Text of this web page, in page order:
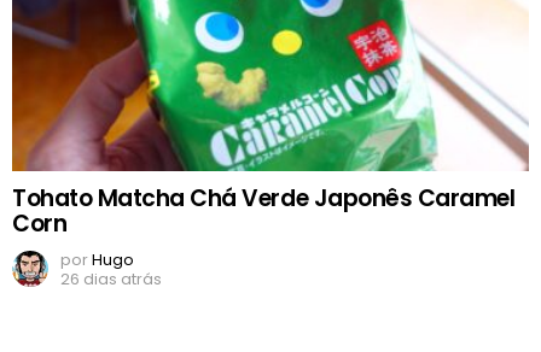
Tohato Matcha Chá Verde Japonês Caramel
Corn
porHugo
26 dias atrás